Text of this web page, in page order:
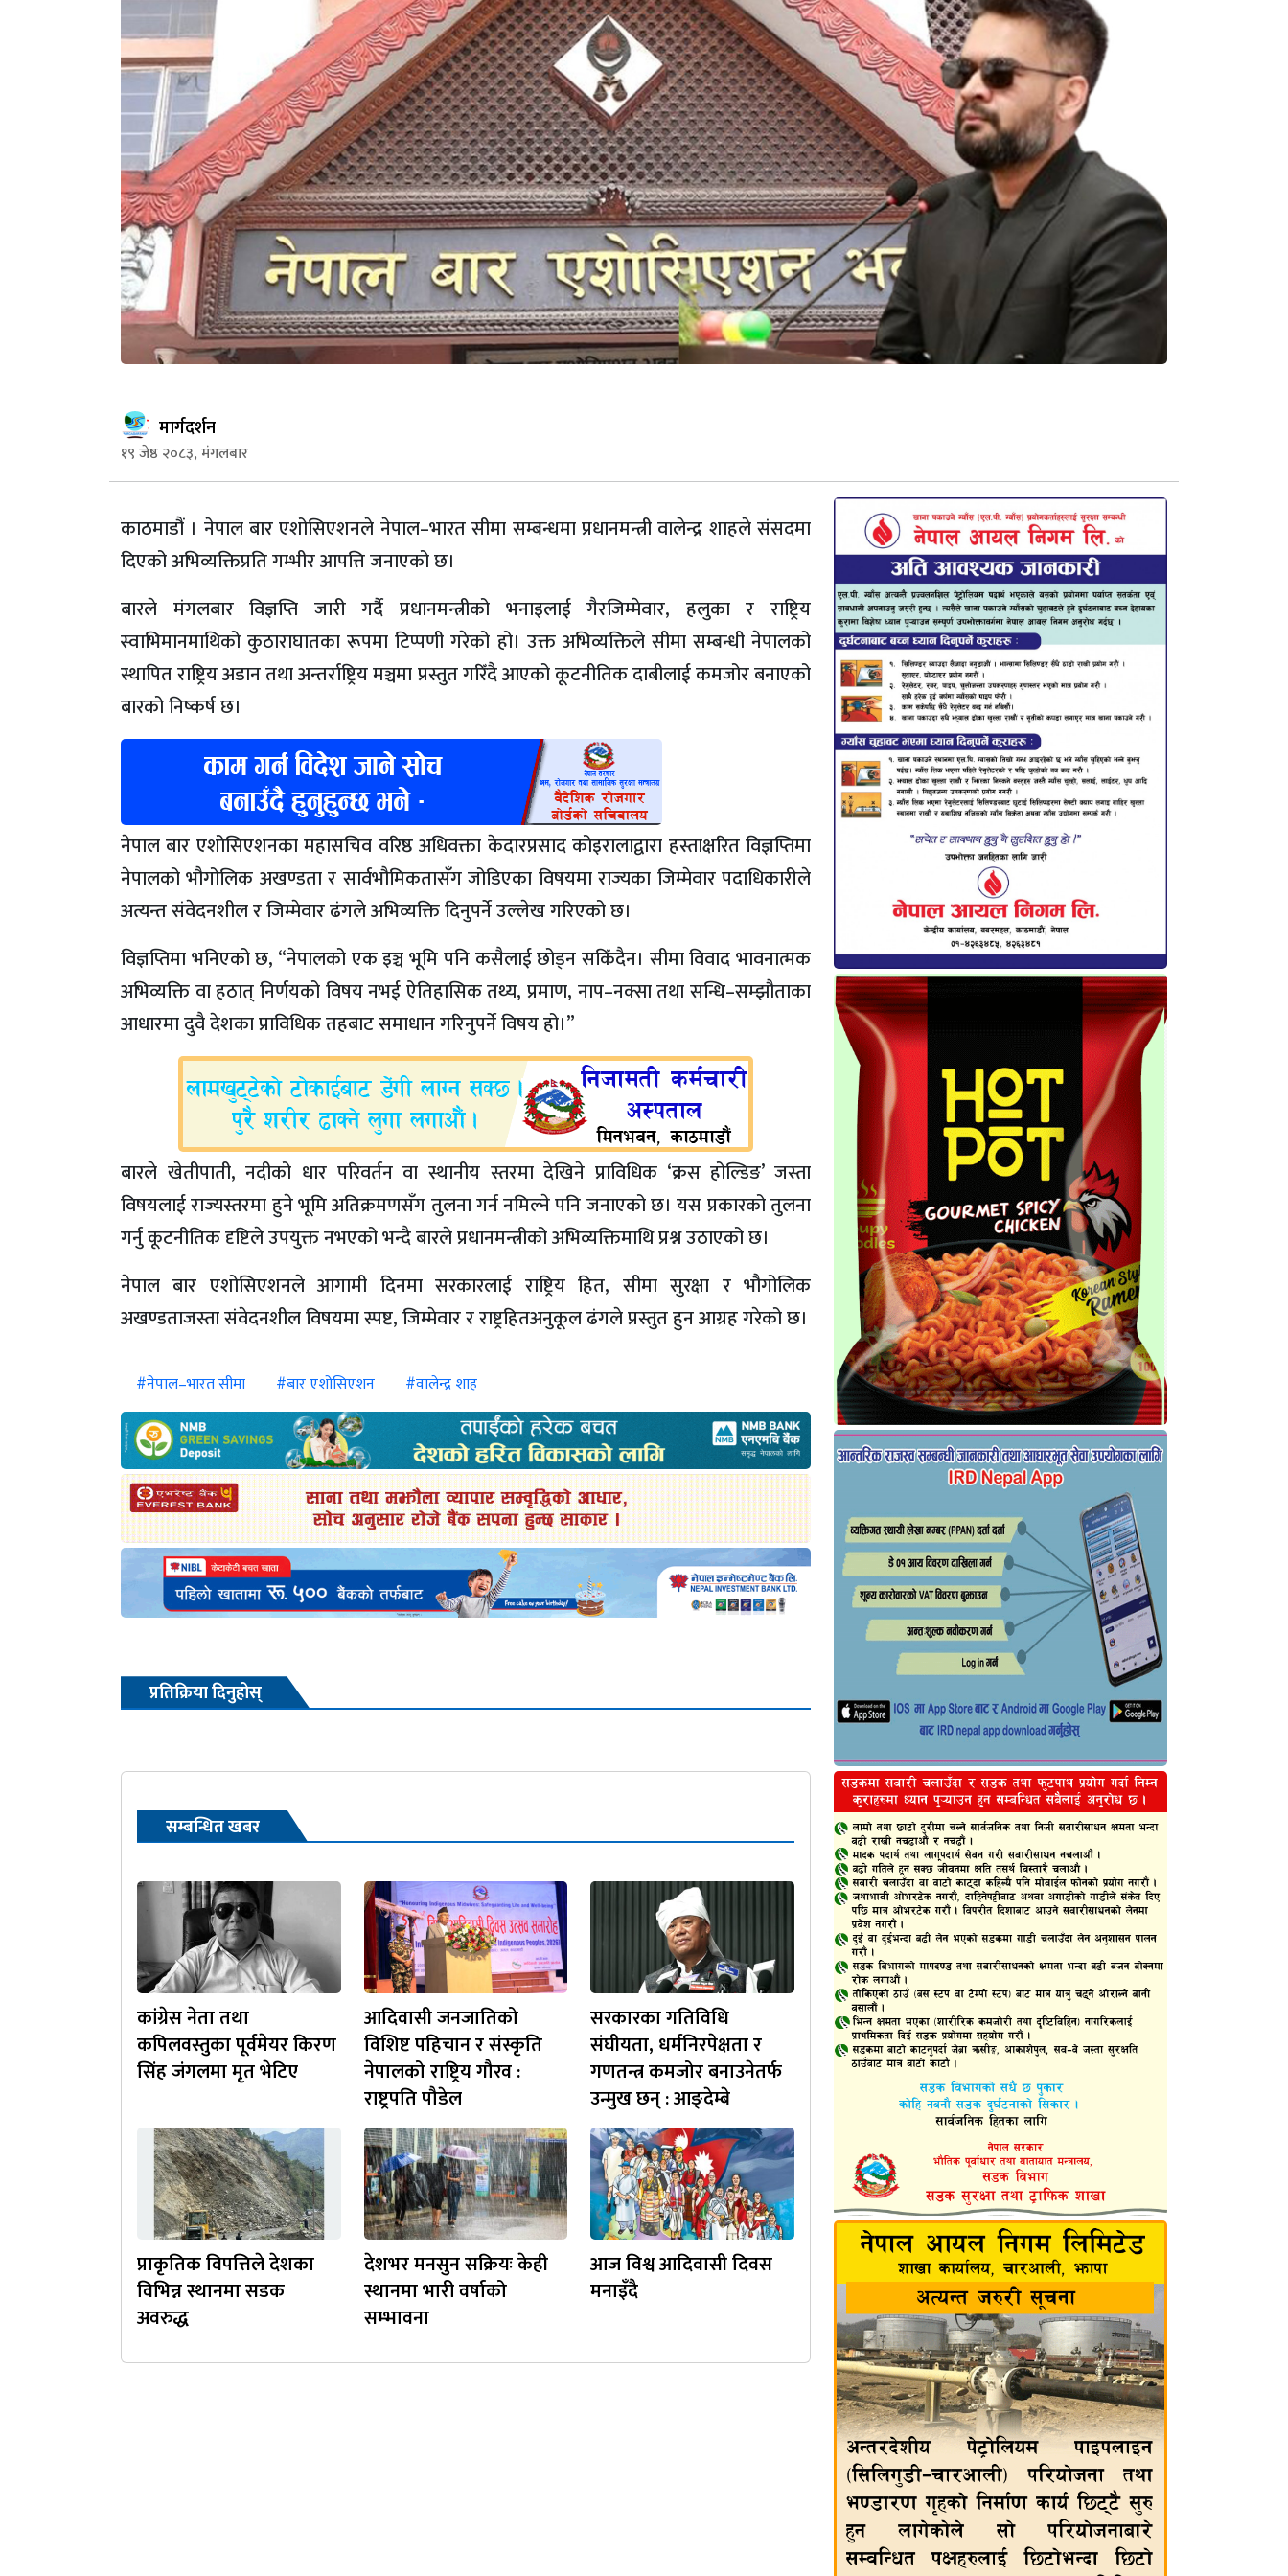
मार्गदर्शन
१९ जेष्ठ २०८३, मंगलबार
काठमाडौं । नेपाल बार एशोसिएशनले नेपाल–भारत सीमा सम्बन्धमा प्रधानमन्त्री वालेन्द्र शाहले संसदमा
दिएको अभिव्यक्तिप्रति गम्भीर आपत्ति जनाएको छ।
बारले मंगलबार विज्ञप्ति जारी गर्दै प्रधानमन्त्रीको भनाइलाई गैरजिम्मेवार, हलुका र राष्ट्रिय
स्वाभिमानमाथिको कुठाराघातका रूपमा टिप्पणी गरेको हो। उक्त अभिव्यक्तिले सीमा सम्बन्धी नेपालको
स्थापित राष्ट्रिय अडान तथा अन्तर्राष्ट्रिय मञ्चमा प्रस्तुत गरिँदै आएको कूटनीतिक दाबीलाई कमजोर बनाएको
बारको निष्कर्ष छ।
नेपाल बार एशोसिएशनका महासचिव वरिष्ठ अधिवक्ता केदारप्रसाद कोइरालाद्वारा हस्ताक्षरित विज्ञप्तिमा
नेपालको भौगोलिक अखण्डता र सार्वभौमिकतासँग जोडिएका विषयमा राज्यका जिम्मेवार पदाधिकारीले
अत्यन्त संवेदनशील र जिम्मेवार ढंगले अभिव्यक्ति दिनुपर्ने उल्लेख गरिएको छ।
विज्ञप्तिमा भनिएको छ, “नेपालको एक इञ्च भूमि पनि कसैलाई छोड्न सकिँदैन। सीमा विवाद भावनात्मक
अभिव्यक्ति वा हठात् निर्णयको विषय नभई ऐतिहासिक तथ्य, प्रमाण, नाप–नक्सा तथा सन्धि–सम्झौताका
आधारमा दुवै देशका प्राविधिक तहबाट समाधान गरिनुपर्ने विषय हो।”
बारले खेतीपाती, नदीको धार परिवर्तन वा स्थानीय स्तरमा देखिने प्राविधिक ‘क्रस होल्डिङ’ जस्ता
विषयलाई राज्यस्तरमा हुने भूमि अतिक्रमणसँग तुलना गर्न नमिल्ने पनि जनाएको छ। यस प्रकारको तुलना
गर्नु कूटनीतिक दृष्टिले उपयुक्त नभएको भन्दै बारले प्रधानमन्त्रीको अभिव्यक्तिमाथि प्रश्न उठाएको छ।
नेपाल बार एशोसिएशनले आगामी दिनमा सरकारलाई राष्ट्रिय हित, सीमा सुरक्षा र भौगोलिक
अखण्डताजस्ता संवेदनशील विषयमा स्पष्ट, जिम्मेवार र राष्ट्रहितअनुकूल ढंगले प्रस्तुत हुन आग्रह गरेको छ।
#नेपाल–भारत सीमा #बार एशोसिएशन #वालेन्द्र शाह
प्रतिक्रिया दिनुहोस्
सम्बन्धित खबर
कांग्रेस नेता तथा
कपिलवस्तुका पूर्वमेयर किरण
सिंह जंगलमा मृत भेटिए
आदिवासी जनजातिको
विशिष्ट पहिचान र संस्कृति
नेपालको राष्ट्रिय गौरव :
राष्ट्रपति पौडेल
सरकारका गतिविधि
संघीयता, धर्मनिरपेक्षता र
गणतन्त्र कमजोर बनाउनेतर्फ
उन्मुख छन् : आङ्देम्बे
प्राकृतिक विपत्तिले देशका
विभिन्न स्थानमा सडक
अवरुद्ध
देशभर मनसुन सक्रियः केही
स्थानमा भारी वर्षाको
सम्भावना
आज विश्व आदिवासी दिवस
मनाइँदै